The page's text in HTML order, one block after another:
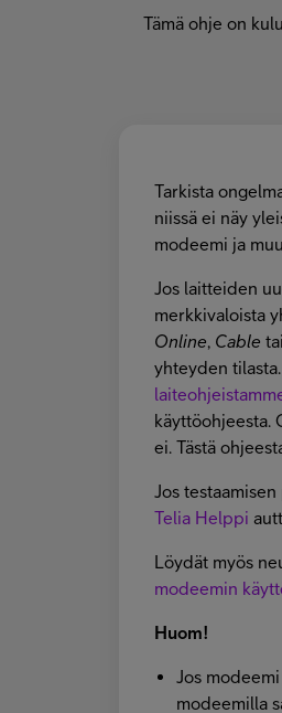
Tämä ohje on
Tarkista
niissä ei näy
modeemi ja
Jos laitteiden
merkkivaloista
Online, Cable tai
yhteyden
käyttöohjeesta.
ei. Tästä
Jos
Telia Helppi
Löydät myös
modeemin
Huom!
Jos
modeemilla